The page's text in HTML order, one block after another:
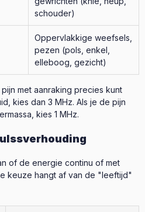
schouder)
Oppervlakkige weefsels,
pezen (pols, enkel,
elleboog, gezicht)
met aanraking precies kunt
kies dan 3 MHz. Als je de pijn
kies 1 MHz.
of de energie continu of met
keuze hangt af van de "leeftijd"